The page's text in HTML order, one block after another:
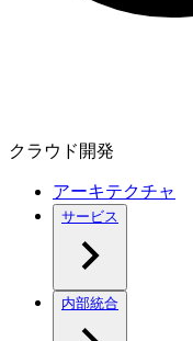
クラウド開発
アーキテクチャ
サービス
内部統合